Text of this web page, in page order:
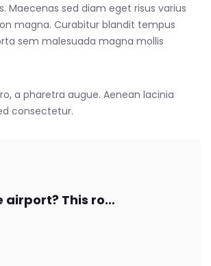
Maecenas sed diam eget risus varius
magna. Curabitur blandit tempus
sem malesuada magna mollis
a pharetra augue. Aenean lacinia
consectetur.
Lost at the airport? This robot can help